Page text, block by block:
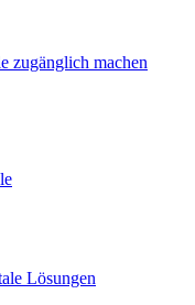
zugänglich machen
Lösungen